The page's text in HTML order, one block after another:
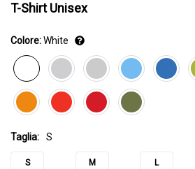
T-Shirt Unisex
Colore:White
Taglia: S
S M L